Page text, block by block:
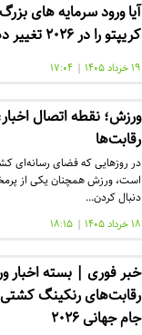
آیا ورود سرمایه های
کریپتو را در ۲۰۲۶ تغییر دهد؟
۱۹ خرداد ۱۴۰۵ | ۱۷:۰۴
ورزش؛ نقطه اتصال
رقابت‌ها
در روزهایی که فضای رسانه‌ای
است، ورزش همچنان یکی از
دنبال کردن…
۱۸ خرداد ۱۴۰۵ | ۱۸:۱۵
خبر فوری | بسته اخبار
رقابت‌های رنکینگ
جام جهانی ۲۰۲۶